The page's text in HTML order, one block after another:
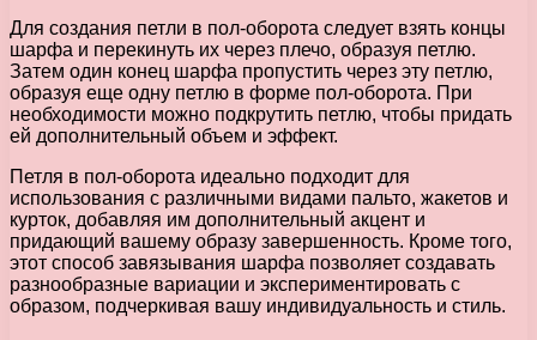
Для создания петли в пол-оборота следует взять концы
шарфа и перекинуть их через плечо, образуя петлю.
Затем один конец шарфа пропустить через эту петлю,
образуя еще одну петлю в форме пол-оборота. При
необходимости можно подкрутить петлю, чтобы придать
ей дополнительный объем и эффект.
Петля в пол-оборота идеально подходит для
использования с различными видами пальто, жакетов и
курток, добавляя им дополнительный акцент и
придающий вашему образу завершенность. Кроме того,
этот способ завязывания шарфа позволяет создавать
разнообразные вариации и экспериментировать с
образом, подчеркивая вашу индивидуальность и стиль.